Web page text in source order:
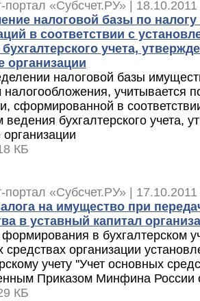
портал «Субсчет.РУ» |
налоговой базы по
в соответствии с
учета,
организации
налоговой базы
налогообложения, учитывается
сформированной в
ведения бухгалтерского учета,
организации
КБ
портал «Субсчет.РУ» |
на имущество при
в уставный капитал
в бухгалтерском
средствах организации
учету ''Учет основных
Приказом Минфина России
КБ